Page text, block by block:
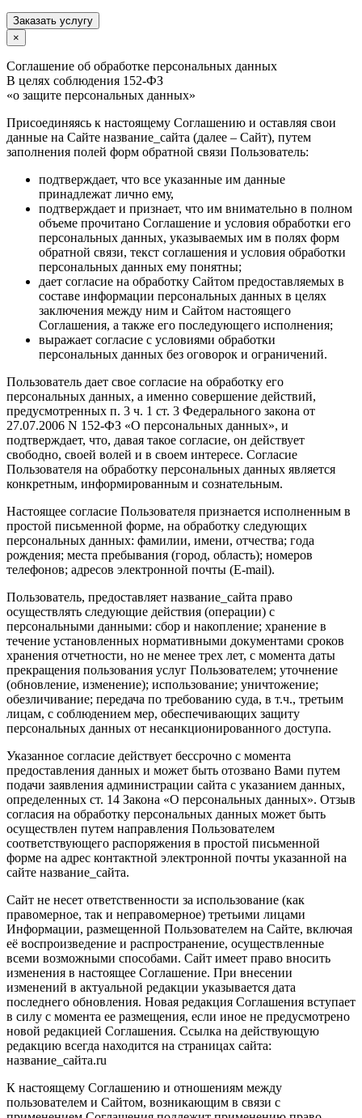
Заказать услугу
×
Соглашение об обработке персональных данных
В целях соблюдения 152-ФЗ
«о защите персональных данных»
Присоединяясь к настоящему Соглашению и оставляя свои
данные на Сайте название_сайта (далее – Сайт), путем
заполнения полей форм обратной связи Пользователь:
подтверждает, что все указанные им данные
принадлежат лично ему,
подтверждает и признает, что им внимательно в полном
объеме прочитано Соглашение и условия обработки его
персональных данных, указываемых им в полях форм
обратной связи, текст соглашения и условия обработки
персональных данных ему понятны;
дает согласие на обработку Сайтом предоставляемых в
составе информации персональных данных в целях
заключения между ним и Сайтом настоящего
Соглашения, а также его последующего исполнения;
выражает согласие с условиями обработки
персональных данных без оговорок и ограничений.
Пользователь дает свое согласие на обработку его
персональных данных, а именно совершение действий,
предусмотренных п. 3 ч. 1 ст. 3 Федерального закона от
27.07.2006 N 152-ФЗ «О персональных данных», и
подтверждает, что, давая такое согласие, он действует
свободно, своей волей и в своем интересе. Согласие
Пользователя на обработку персональных данных является
конкретным, информированным и сознательным.
Настоящее согласие Пользователя признается исполненным в
простой письменной форме, на обработку следующих
персональных данных: фамилии, имени, отчества; года
рождения; места пребывания (город, область); номеров
телефонов; адресов электронной почты (E-mail).
Пользователь, предоставляет название_сайта право
осуществлять следующие действия (операции) с
персональными данными: сбор и накопление; хранение в
течение установленных нормативными документами сроков
хранения отчетности, но не менее трех лет, с момента даты
прекращения пользования услуг Пользователем; уточнение
(обновление, изменение); использование; уничтожение;
обезличивание; передача по требованию суда, в т.ч., третьим
лицам, с соблюдением мер, обеспечивающих защиту
персональных данных от несанкционированного доступа.
Указанное согласие действует бессрочно с момента
предоставления данных и может быть отозвано Вами путем
подачи заявления администрации сайта с указанием данных,
определенных ст. 14 Закона «О персональных данных». Отзыв
согласия на обработку персональных данных может быть
осуществлен путем направления Пользователем
соответствующего распоряжения в простой письменной
форме на адрес контактной электронной почты указанной на
сайте название_сайта.
Сайт не несет ответственности за использование (как
правомерное, так и неправомерное) третьими лицами
Информации, размещенной Пользователем на Сайте, включая
её воспроизведение и распространение, осуществленные
всеми возможными способами. Сайт имеет право вносить
изменения в настоящее Соглашение. При внесении
изменений в актуальной редакции указывается дата
последнего обновления. Новая редакция Соглашения вступает
в силу с момента ее размещения, если иное не предусмотрено
новой редакцией Соглашения. Ссылка на действующую
редакцию всегда находится на страницах сайта:
название_сайта.ru
К настоящему Соглашению и отношениям между
пользователем и Сайтом, возникающим в связи с